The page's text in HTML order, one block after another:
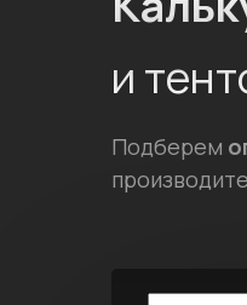
и
Подберем